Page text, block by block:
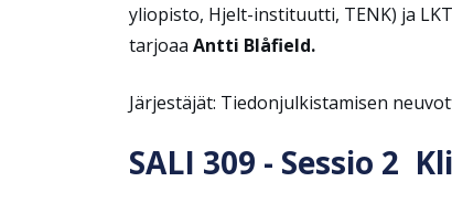
yliopisto, Hjelt-instituutti, TENK) ja
tarjoaa Antti Blåfield.
Järjestäjät: Tiedonjulkistamisen
SALI 309 - Sessio 2